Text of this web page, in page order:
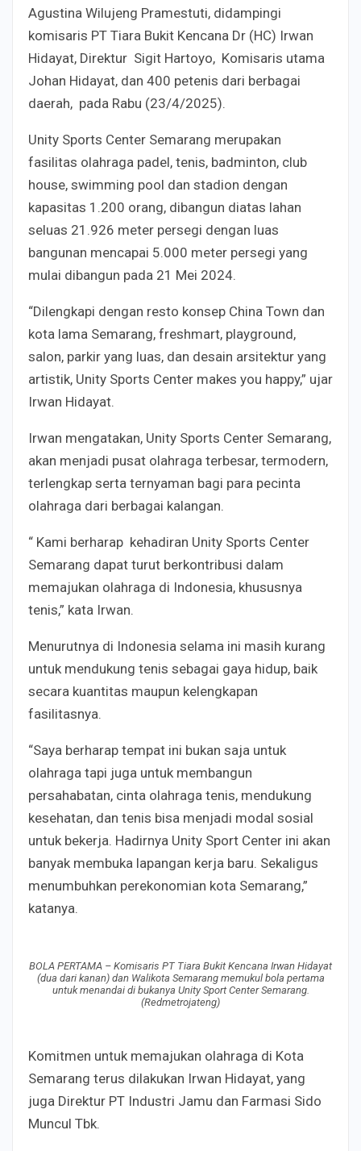
Agustina Wilujeng Pramestuti, didampingi
komisaris PT Tiara Bukit Kencana Dr (HC) Irwan
Hidayat, Direktur Sigit Hartoyo, Komisaris utama
Johan Hidayat, dan 400 petenis dari berbagai
daerah, pada Rabu (23/4/2025).
Unity Sports Center Semarang merupakan
fasilitas olahraga padel, tenis, badminton, club
house, swimming pool dan stadion dengan
kapasitas 1.200 orang, dibangun diatas lahan
seluas 21.926 meter persegi dengan luas
bangunan mencapai 5.000 meter persegi yang
mulai dibangun pada 21 Mei 2024.
“Dilengkapi dengan resto konsep China Town dan
kota lama Semarang, freshmart, playground,
salon, parkir yang luas, dan desain arsitektur yang
artistik, Unity Sports Center makes you happy,” ujar
Irwan Hidayat.
Irwan mengatakan, Unity Sports Center Semarang,
akan menjadi pusat olahraga terbesar, termodern,
terlengkap serta ternyaman bagi para pecinta
olahraga dari berbagai kalangan.
“ Kami berharap kehadiran Unity Sports Center
Semarang dapat turut berkontribusi dalam
memajukan olahraga di Indonesia, khususnya
tenis,” kata Irwan.
Menurutnya di Indonesia selama ini masih kurang
untuk mendukung tenis sebagai gaya hidup, baik
secara kuantitas maupun kelengkapan
fasilitasnya.
“Saya berharap tempat ini bukan saja untuk
olahraga tapi juga untuk membangun
persahabatan, cinta olahraga tenis, mendukung
kesehatan, dan tenis bisa menjadi modal sosial
untuk bekerja. Hadirnya Unity Sport Center ini akan
banyak membuka lapangan kerja baru. Sekaligus
menumbuhkan perekonomian kota Semarang,”
katanya.
BOLA PERTAMA – Komisaris PT Tiara Bukit Kencana Irwan Hidayat
(dua dari kanan) dan Walikota Semarang memukul bola pertama
untuk menandai di bukanya Unity Sport Center Semarang.
(Redmetrojateng)
Komitmen untuk memajukan olahraga di Kota
Semarang terus dilakukan Irwan Hidayat, yang
juga Direktur PT Industri Jamu dan Farmasi Sido
Muncul Tbk.